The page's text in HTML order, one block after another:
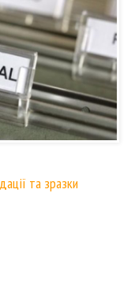
та зразки